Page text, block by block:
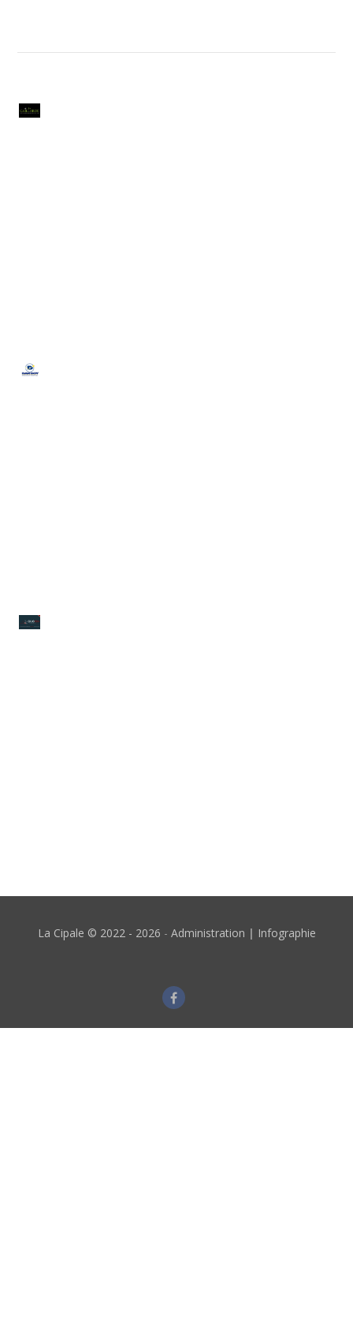
La Cipale © 2022 - 2026 - Administration | Infographie